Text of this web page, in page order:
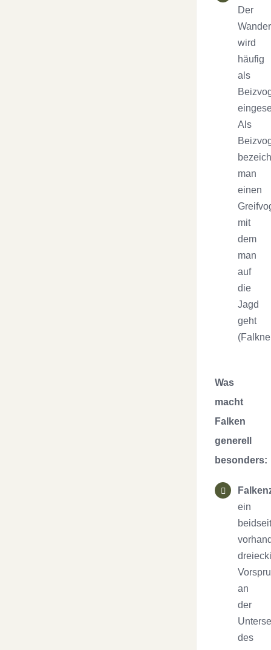
Der
wird
häufig
als
Als
man
einen
mit
dem
man
auf
die
Jagd
geht
Was
macht
Falken
generell
besonders:
ein
an
der
des